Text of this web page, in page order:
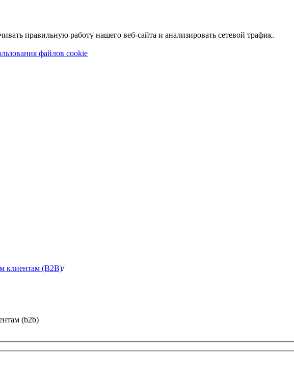
правильную работу нашего веб-сайта и анализировать сетевой трафик.
файлов cookie
клиентам (B2B)/
(b2b)